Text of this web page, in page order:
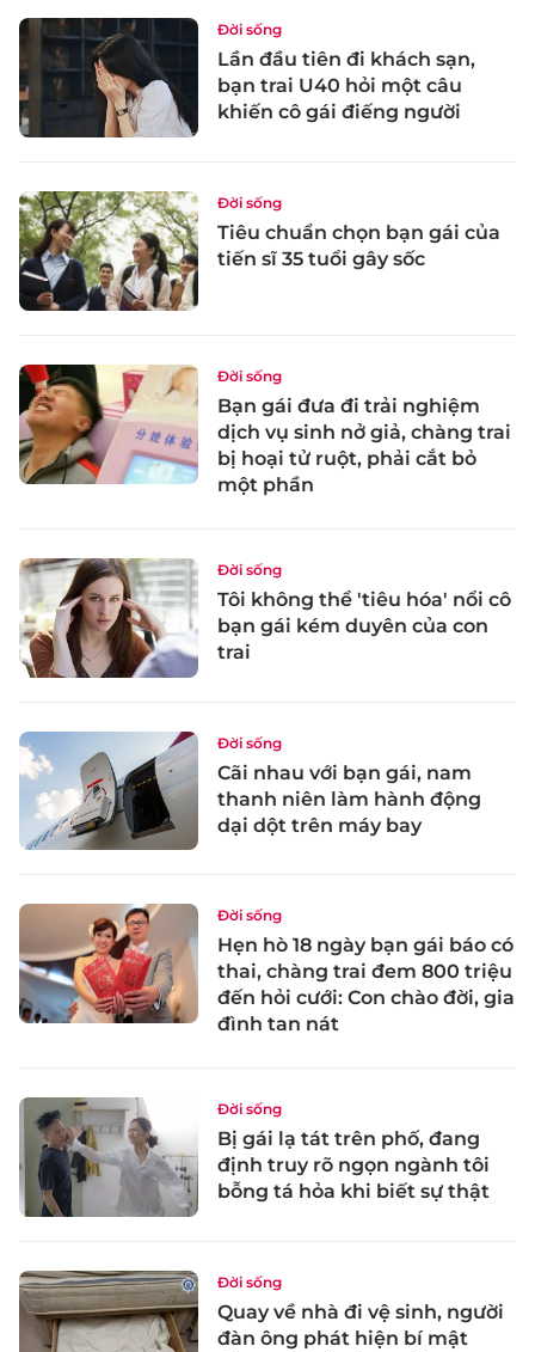
Đời sống
Lần đầu tiên đi khách sạn,
bạn trai U40 hỏi một câu
khiến cô gái điếng người
Đời sống
Tiêu chuẩn chọn bạn gái của
tiến sĩ 35 tuổi gây sốc
Đời sống
Bạn gái đưa đi trải nghiệm
dịch vụ sinh nở giả, chàng trai
bị hoại tử ruột, phải cắt bỏ
một phần
Đời sống
Tôi không thể 'tiêu hóa' nổi cô
bạn gái kém duyên của con
trai
Đời sống
Cãi nhau với bạn gái, nam
thanh niên làm hành động
dại dột trên máy bay
Đời sống
Hẹn hò 18 ngày bạn gái báo có
thai, chàng trai đem 800 triệu
đến hỏi cưới: Con chào đời, gia
đình tan nát
Đời sống
Bị gái lạ tát trên phố, đang
định truy rõ ngọn ngành tôi
bỗng tá hỏa khi biết sự thật
Đời sống
Quay về nhà đi vệ sinh, người
đàn ông phát hiện bí mật